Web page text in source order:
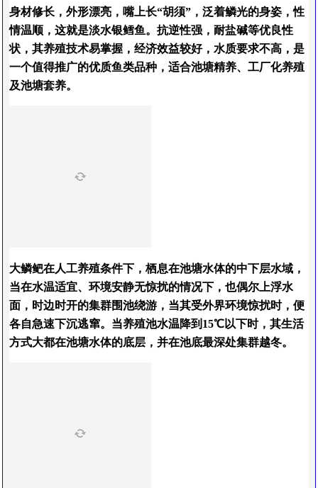
身材修长，外形漂亮， 嘴上长“胡须” ，泛着鳞光的身姿 ，性
情温顺 ， 这就是淡水银鳕鱼。抗逆性强，耐盐碱等优良性
状，其养殖技术易掌握，经济效益较好，水质要求不高，是
一个值得推广的优质鱼类品种，适合池塘精养、工厂化养殖
及池塘套养。
大鳞鲃在人工养殖条件下，栖息在池塘水体的中下层水域，
当在水温适宜、环境安静无惊扰的情况下，也偶尔上浮水
面，时边时开的集群围池绕游，当其受外界环境惊扰时，便
各自急速下沉逃窜。当养殖池水温降到15℃以下时，其生活
方式大都在池塘水体的底层，并在池底最深处集群越冬。